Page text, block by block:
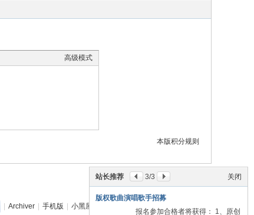
高级模式
本版积分规则
关闭
站长推荐 3/3
版权歌曲演唱歌手招募
报名参加合格者将获得： 1、原创
| Archiver | 手机版 | 小黑屋